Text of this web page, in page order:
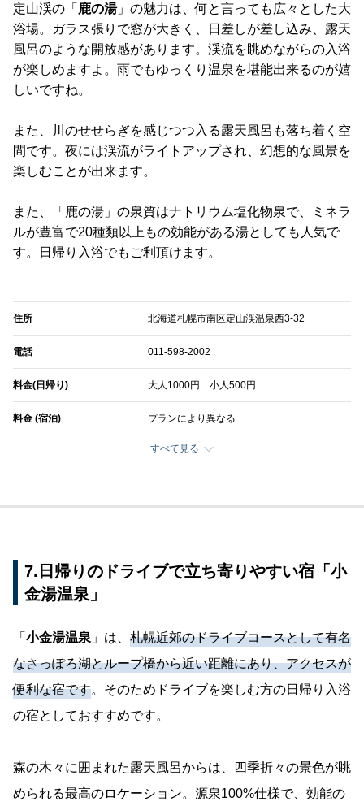
定山渓の「 鹿の湯」の魅力は、何と言っても広々とした大
浴場。ガラス張りで窓が大きく、日差しが差し込み、露天
風呂のような開放感があります。渓流を眺めながらの入浴
が楽しめますよ。雨でもゆっくり温泉を堪能出来るのが嬉
しいですね。
また、川のせせらぎを感じつつ入る露天風呂も落ち着く空
間です。夜には渓流がライトアップされ、幻想的な風景を
楽しむことが出来ます。
また、「鹿の湯」の泉質はナトリウム塩化物泉で、ミネラ
ルが豊富で20種類以上もの効能がある湯としても人気で
す。日帰り入浴でもご利頂けます。
住所 北海道札幌市南区定山渓温泉西3-32
電話 011-598-2002
料金(日帰り) 大人1000円 小人500円
料金 (宿泊) プランにより異なる
すべて見る
7.日帰りのドライブで立ち寄りやすい宿「小
金湯温泉」
「 小金湯温泉 」は、 札幌近郊のドライブコースとして有名
なさっぽろ湖とループ橋から近い距離にあり、アクセスが
便利な宿です。そのためドライブを楽しむ方の日帰り入浴
の宿としておすすめです。
森の木々に囲まれた露天風呂からは、四季折々の景色が眺
められる最高のロケーション。源泉100%仕様で、効能の